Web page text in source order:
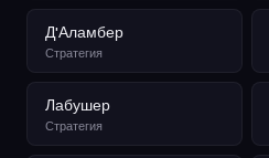
Д'Аламбер
Стратегия
Лабушер
Стратегия